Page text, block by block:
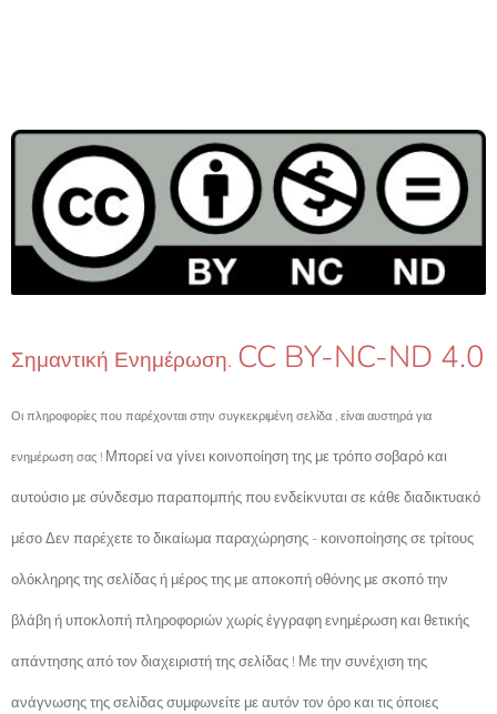
Σημαντική Ενημέρωση. CC BY-NC-ND 4.0
Οι πληροφορίες που παρέχονται στην συγκεκριμένη σελίδα , είναι αυστηρά για
ενημέρωση σας ! Μπορεί να γίνει κοινοποίηση της με τρόπο σοβαρό και
αυτούσιο με σύνδεσμο παραπομπής που ενδείκνυται σε κάθε διαδικτυακό
μέσο Δεν παρέχετε το δικαίωμα παραχώρησης - κοινοποίησης σε τρίτους
ολόκληρης της σελίδας ή μέρος της με αποκοπή οθόνης με σκοπό την
βλάβη ή υποκλοπή πληροφοριών χωρίς έγγραφη ενημέρωση και θετικής
απάντησης από τον διαχειριστή της σελίδας ! Με την συνέχιση της
ανάγνωσης της σελίδας συμφωνείτε με αυτόν τον όρο και τις όποιες